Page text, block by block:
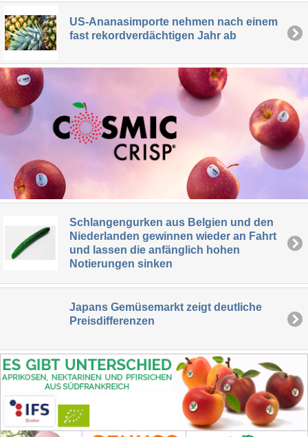
US-Ananasimporte nehmen nach einem
fast rekordverdächtigen Jahr ab
Schlangengurken aus Belgien und den
Niederlanden gewinnen wieder an Fahrt
und lassen die anfänglich hohen
Notierungen sinken
Japans Gemüsemarkt zeigt deutliche
Preisdifferenzen